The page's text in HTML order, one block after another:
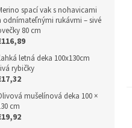
spací vak s nohavicami
odnímateľnými rukávmi – sivé
80 cm
letná deka 100x130cm
rybičky
mušelínová deka 100 ×
cm